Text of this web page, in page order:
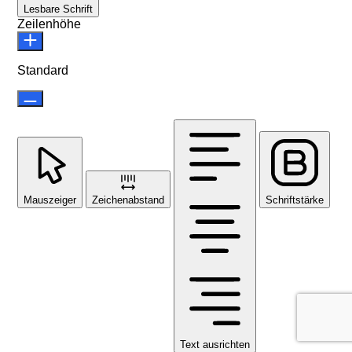
Lesbare Schrift
Zeilenhöhe
Standard
Mauszeiger Zeichenabstand
Text ausrichten
Schriftstärke